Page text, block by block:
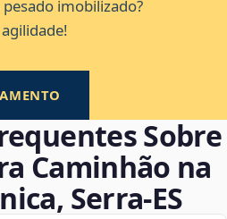
imobilizado?
Sobre
Caminhão na
Serra‑ES